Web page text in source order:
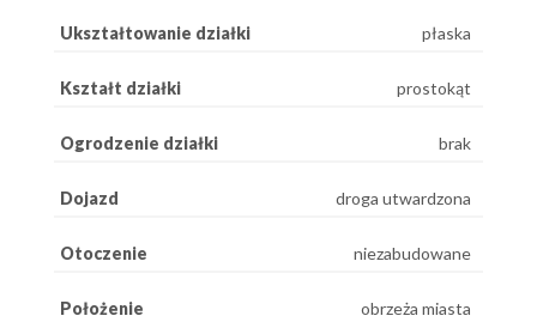
Ukształtowanie działki płaska
Kształt działki prostokąt
Ogrodzenie działki brak
Dojazd droga utwardzona
Otoczenie niezabudowane
Położenie obrzeża miasta